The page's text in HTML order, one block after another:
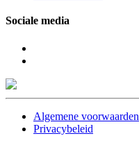
Sociale media
Algemene voorwaarden
Privacybeleid